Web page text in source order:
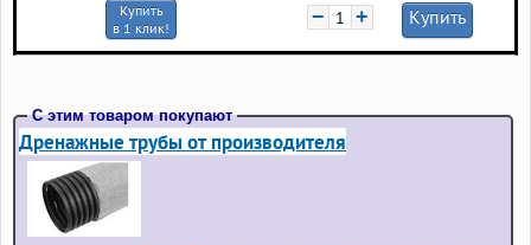
Купить
в 1 клик!
− + Купить
С этим товаром покупают
Дренажные трубы от производителя